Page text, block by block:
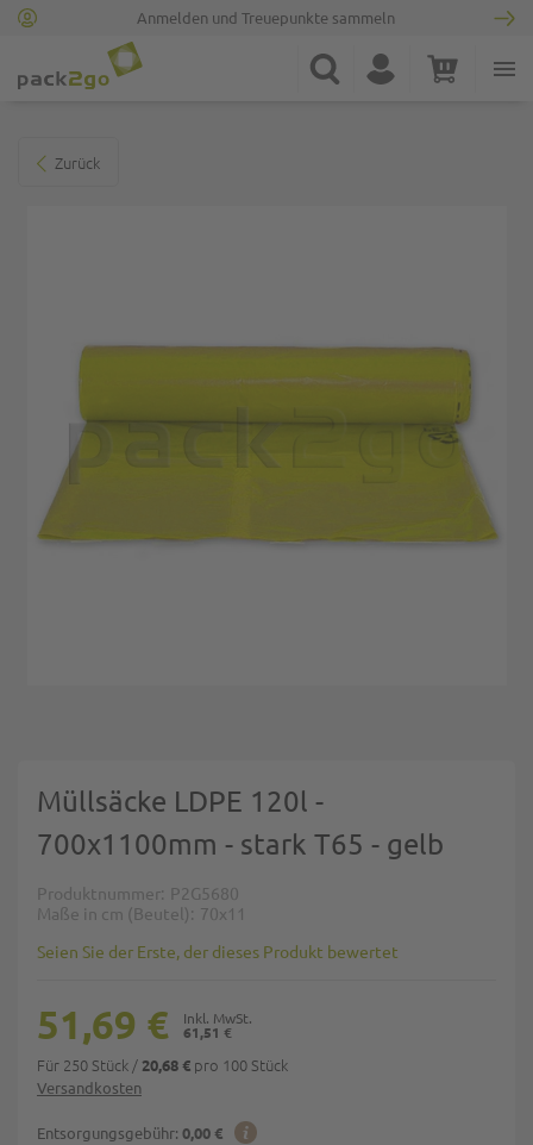
Anmelden und Treuepunkte sammeln
Suche Konto Warenkorb
Zurück
Müllsäcke LDPE 120l -
700x1100mm - stark T65 - gelb
Produktnummer P2G5680
Maße in cm (Beutel)
70x11
Seien Sie der Erste, der dieses Produkt bewertet
Versandkosten
Entsorgungsgebühr: 0,00 €
61,51 €
51,69 €
Für 250 Stück / 20,68 € pro 100 Stück